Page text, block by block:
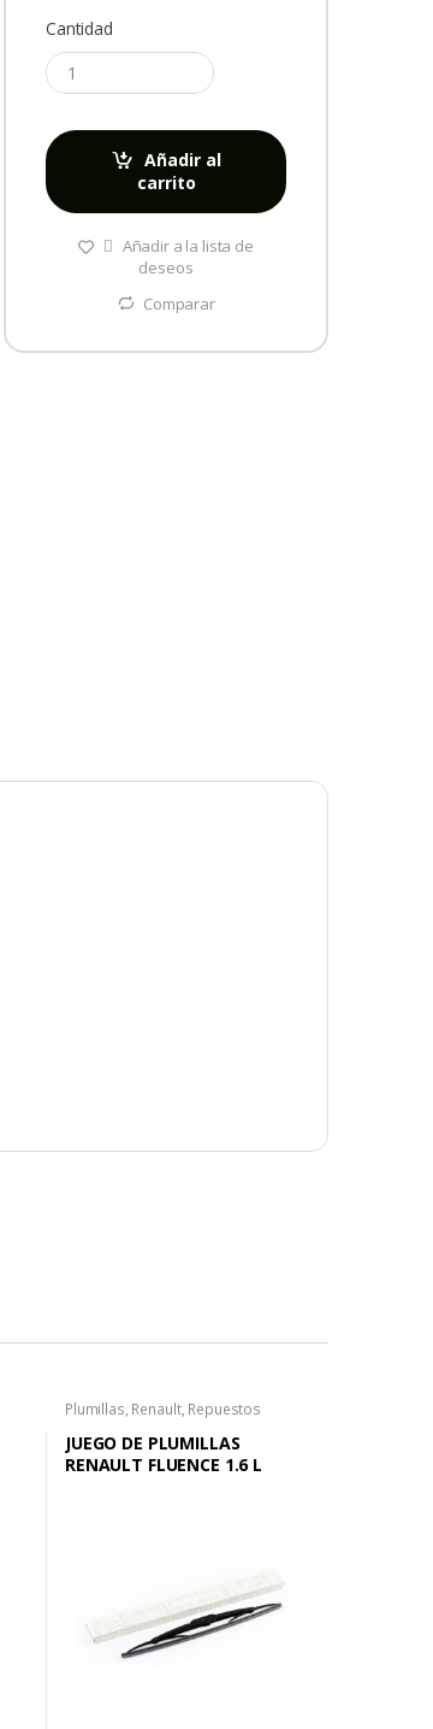
Cantidad
Añadir al
carrito
Añadir a la lista de
deseos
Comparar
Plumillas, Renault, Repuestos
JUEGO DE PLUMILLAS
RENAULT FLUENCE 1.6 L